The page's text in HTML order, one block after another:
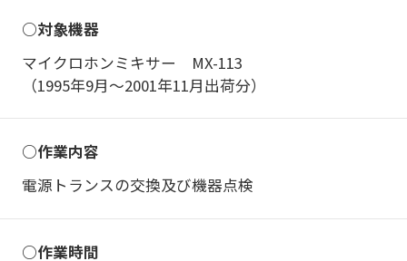
○対象機器
マイクロホンミキサー MX-113
（1995年9月〜2001年11月出荷分）
○作業内容
電源トランスの交換及び機器点検
○作業時間